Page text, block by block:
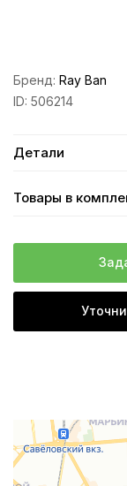
Бренд: Ray Ban
ID: 506214
Детали
Товары в